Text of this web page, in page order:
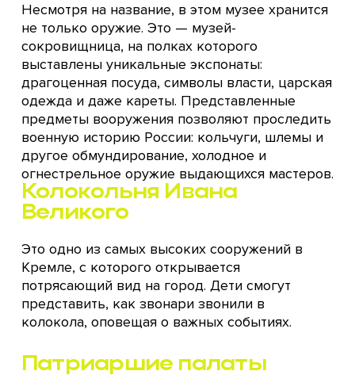
Несмотря на название, в этом музее хранится
не только оружие. Это — музей-
сокровищница, на полках которого
выставлены уникальные экспонаты:
драгоценная посуда, символы власти, царская
одежда и даже кареты. Представленные
предметы вооружения позволяют проследить
военную историю России: кольчуги, шлемы и
другое обмундирование, холодное и
огнестрельное оружие выдающихся мастеров.
Колокольня Ивана
Великого
Это одно из самых высоких сооружений в
Кремле, с которого открывается
потрясающий вид на город. Дети смогут
представить, как звонари звонили в
колокола, оповещая о важных событиях.
Патриаршие палаты